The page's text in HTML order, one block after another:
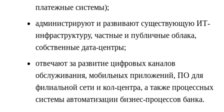
платежные системы);
администрируют и развивают существующую ИТ-
инфраструктуру, частные и публичные облака,
собственные дата-центры;
отвечают за развитие цифровых каналов
обслуживания, мобильных приложений, ПО для
филиальной сети и кол-центра, а также процессных
системы автоматизации бизнес-процессов банка.